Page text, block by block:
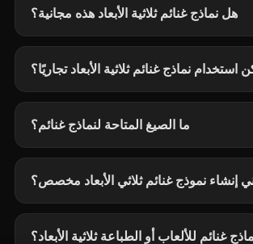
هل نماذج غنائم ثلاثية الأبعاد هذه مجانية؟
استخدام نماذج غنائم ثلاثية الأبعاد تجاريًا؟
ما الصيغ المتاحة لنماذج غنائم؟
إنشاء نموذج غنائم ثلاثي الأبعاد مخصص؟
غنائم للألعاب أو الطباعة ثلاثية الأبعاد؟